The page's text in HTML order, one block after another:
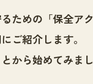
紹介TOP
リシー
TOP
み
ガイド
ための「保全ア
ご紹介します。
から始めてみま